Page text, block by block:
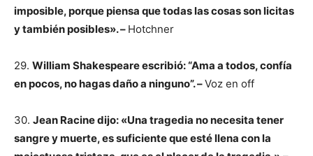
imposible, porque piensa que todas las cosas son licitas
y también posibles». – Hotchner
29. William Shakespeare escribió: “Ama a todos, confía
en pocos, no hagas daño a ninguno”. –Voz en off
30. Jean Racine dijo: «Una tragedia no necesita tener
sangre y muerte, es suficiente que esté llena con la